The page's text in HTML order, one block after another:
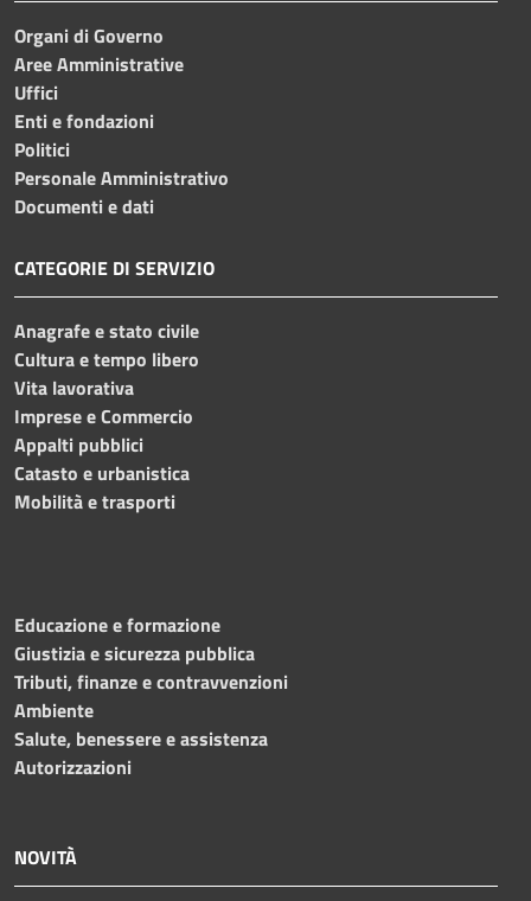
Organi di Governo
Aree Amministrative
Uffici
Enti e fondazioni
Politici
Personale Amministrativo
Documenti e dati
CATEGORIE DI SERVIZIO
Anagrafe e stato civile
Cultura e tempo libero
Vita lavorativa
Imprese e Commercio
Appalti pubblici
Catasto e urbanistica
Mobilità e trasporti
Educazione e formazione
Giustizia e sicurezza pubblica
Tributi, finanze e contravvenzioni
Ambiente
Salute, benessere e assistenza
Autorizzazioni
NOVITÀ